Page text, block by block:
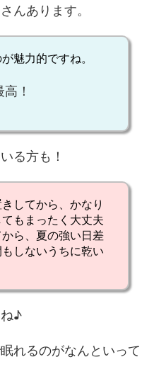
んあります。
魅力的ですね。
高 ！
る方も！
してから、 かなり
てもまったく大丈夫
ら、 夏の強い日差
しないうちに乾い
♪
れるのがなんといって